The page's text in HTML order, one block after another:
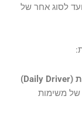
לסוג אחר של
של משימות